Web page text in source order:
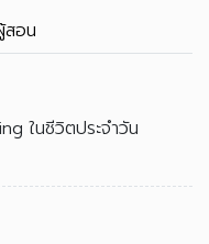
สอน
ในชีวิตประจำวัน